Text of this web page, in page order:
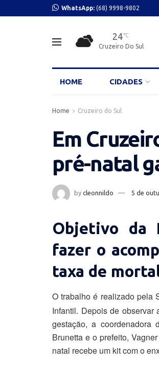
WhatsApp: (68) 9998-9802
24 °C
Cruzeiro Do Sul
HOME CIDADES
Home Cruzeiro do Sul
Em
pré-natal
by cleonnildo 5 de
Objetivo da
fazer o
taxa de
O trabalho é realizado pela
Infantil. Depois de
gestação, a coordenadora
Brunetta e o prefeito,
natal recebe um kit com o